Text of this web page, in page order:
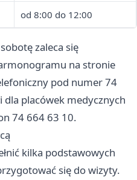
od 8:00 do 12:00
zaleca się
na stronie
pod numer 74
dla placówek medycznych
74 664 63 10.
kilka podstawowych
się do wizyty.